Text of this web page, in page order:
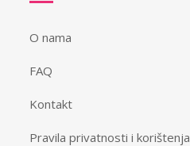
O nama
FAQ
Kontakt
Pravila privatnosti i korištenja